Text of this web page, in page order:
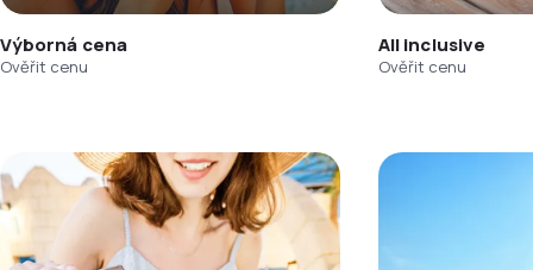
Výborná cena
Ověřit cenu
All inclusive
Ověřit cenu